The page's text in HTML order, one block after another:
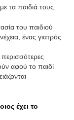
τα παιδιά τους.
του παιδιού
ένας γιατρός
αφού το παιδί
έχει το